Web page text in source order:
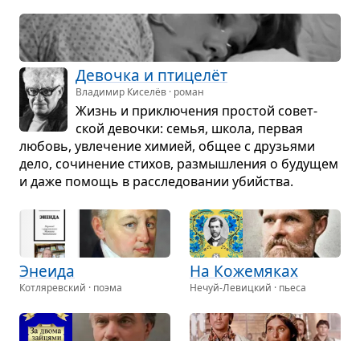
Девочка и пти­целёт
Владимир Киселёв · роман
Жизнь и при­клю­че­ния про­стой совет­
ской девочки: семья, школа, пер­вая
любовь, увле­че­ние химией, общее с дру­зьями
дело, сочи­не­ние сти­хов, раз­мыш­ле­ния о буду­щем
и даже помощь в рас­сле­до­ва­нии убийства.
Эне­ида
Котляревский · поэма
На Коже­мя­ках
Нечуй-Левицкий · пьеса